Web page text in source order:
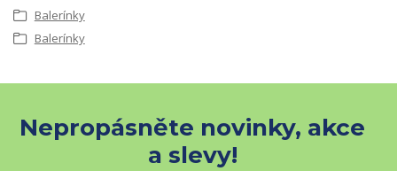
Balerínky
Balerínky
Nepropásněte novinky, akce
a slevy!